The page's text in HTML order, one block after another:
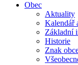
Obec
Aktuality
Kalendář
Základní
Historie
Znak